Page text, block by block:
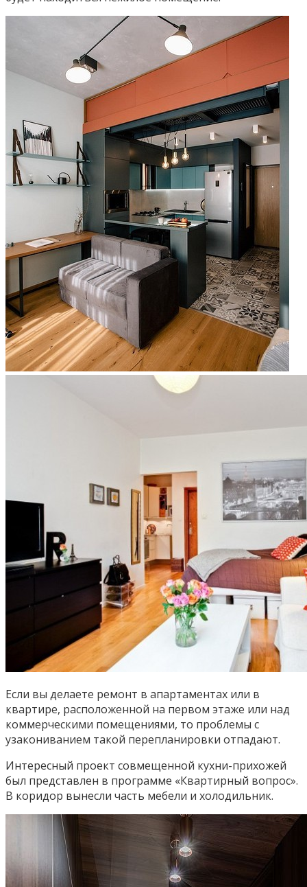
Если вы делаете ремонт в апартаментах или в
квартире, расположенной на первом этаже или над
коммерческими помещениями, то проблемы с
узакониванием такой перепланировки отпадают.
Интересный проект совмещенной кухни-прихожей
был представлен в программе «Квартирный вопрос».
В коридор вынесли часть мебели и холодильник.